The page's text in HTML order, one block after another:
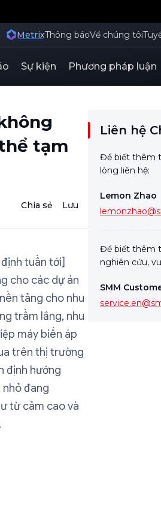
MetrixThông báoVề chúng tôi
Sự kiện Phương pháp luận
tạm
Chia sẻ Lưu
tuần tới]
cho các dự án
tảng cho nhu
trầm lắng, nhu
máy biến áp
trên thị trường
định hướng
đang
từ cảm cao và
Liên hệ
Để biết thêm
lòng liên hệ:
Lemon Zhao
Để biết thêm
nghiên cứu,
SMM